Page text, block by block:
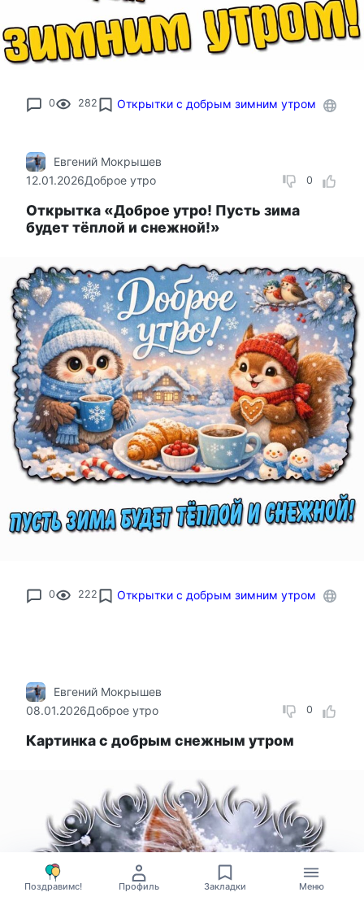
0 282 Открытки с добрым зимним утром
0
Евгений Мокрышев
12.01.2026Доброе утро
Открытка «Доброе утро! Пусть зима
будет тёплой и снежной!»
0 222 Открытки с добрым зимним утром
0
Евгений Мокрышев
08.01.2026Доброе утро
Картинка с добрым снежным утром
Поздравимс! Профиль Закладки Меню